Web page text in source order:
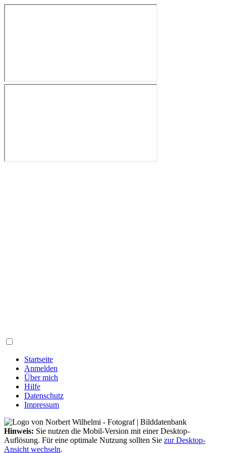
Startseite
Anmelden
Über mich
Hilfe
Datenschutz
Impressum
Hinweis: Sie nutzen die Mobil-Version mit einer Desktop-
Auflösung. Für eine optimale Nutzung sollten Sie zur Desktop-
Ansicht wechseln.